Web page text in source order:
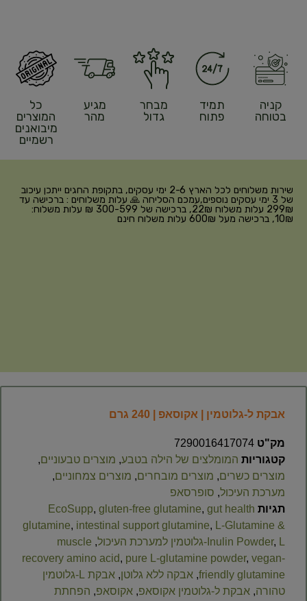
קניה
בטוחה
תמיד
פתוח
מבחר
גדול
מגיע
מהר
כל
המוצרים
מיבואנים
רשמיים
שירות משלוחים לכל הארץ 2-6 ימי עסקים, בתקופת החגים ייתכן עיכוב
של 3 ימי עסקים נוספים,עמכם הסליחה 🙏 עלות משלוחים : ברכישה עד
299₪ עלות משלוח 22₪, ברכישה של 300-599 ₪ עלות משלוח:
10₪, ברכישה מעל 600₪ עלות משלוח חינם
אבקת ל-גלוטמין | אקוסאפ | 240 גרם
מק"ט 7290016417074
קטגוריות המומלצים של הילה בטבע, מוצרים טבעוניים,
מוצרים כשרים, מוצרים מובחרים, מוצרים צמחוניים,
מערכת העיכול, סופרסאפ
תגיות
EcoSupp, gluten-free glutamine, gut health
glutamine, intestinal support glutamine, L-Glutamine &
Inulin Powder, L‑גלוטמין למערכת העיכול ,
muscle
recovery amino acid, pure L‑glutamine powder, vegan-
friendly glutamine
, אבקה ללא גלוטן,
אבקת L‑גלוטמין
טהורה, אבקת ל-גלוטמין אקוסאפ, אקוסאפ, הפחתת